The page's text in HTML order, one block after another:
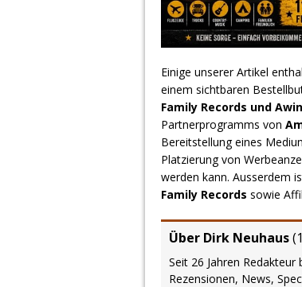
Einige unserer Artikel
einem sichtbaren
Family Records und
Partnerprogramms von
Bereitstellung eines
Platzierung von
werden kann. Ausserdem
Family Records sowie
Über Dirk Neuhaus(
Seit 26 Jahren
Rezensionen, News,